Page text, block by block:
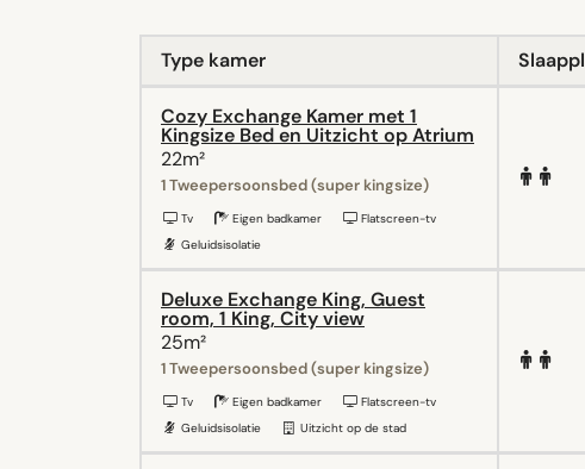
Type kamer
Cozy Exchange Kamer met 1
Kingsize Bed en Uitzicht op Atrium
22m²
1 Tweepersoonsbed (super kingsize)
Tv Eigen badkamer
Flatscreen-tv
Geluidsisolatie
Deluxe Exchange King, Guest
room, 1 King, City view
25m²
1 Tweepersoonsbed (super kingsize)
Tv Eigen badkamer
Flatscreen-tv
Geluidsisolatie
Uitzicht op de stad